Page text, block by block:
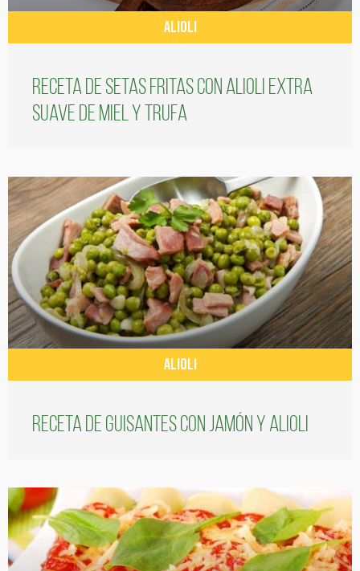
ALIOLI
Receta de setas fritas con alioli extra
suave de miel y trufa
ALIOLI
Receta de guisantes con jamón y alioli